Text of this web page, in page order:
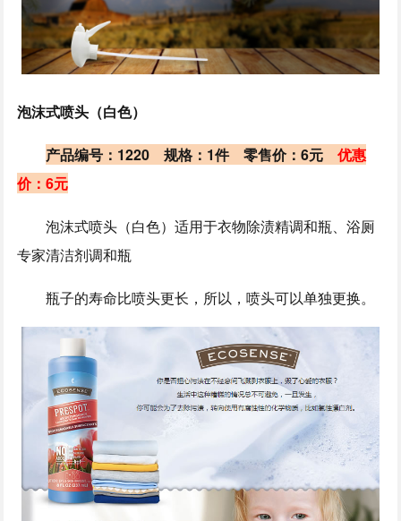
泡沫式喷头（白色）
产品编号：1220 规格：1件 零售价：6元优惠
价：6元
泡沫式喷头（白色）适用于衣物除渍精调和瓶、浴厕
专家清洁剂调和瓶
瓶子的寿命比喷头更长，所以，喷头可以单独更换。